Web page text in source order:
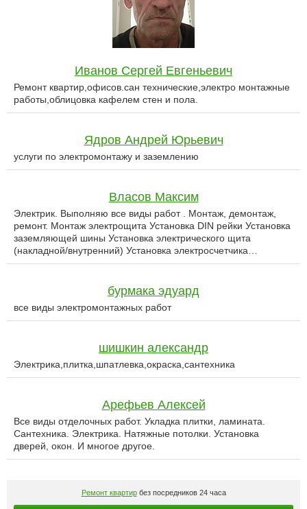
Иванов Сергей Евгеньевич
Ремонт квартир,офисов.сан технические,электро монтажные
работы,облицовка кафелем стен и пола.
Ядров Андрей Юрьевич
услуги по электромонтажу и заземлению
Власов Максим
Электрик. Выполняю все виды работ . Монтаж, демонтаж,
ремонт. Монтаж электрощита Установка DIN рейки Установка
заземляющей шины Установка электрического щита
(накладной/внутренний) Установка электросчетчика…
бурмака эдуард
все виды электромонтажных работ
шишкин александр
Электрика,плитка,шпатлевка,окраска,сантехника
Aрефьев Алексей
Все виды отделочных работ. Укладка плитки, ламината.
Сантехника. Электрика. Натяжные потолки. Установка
дверей, окон. И многое другое.
Ремонт квартирбез посредников 24 часа